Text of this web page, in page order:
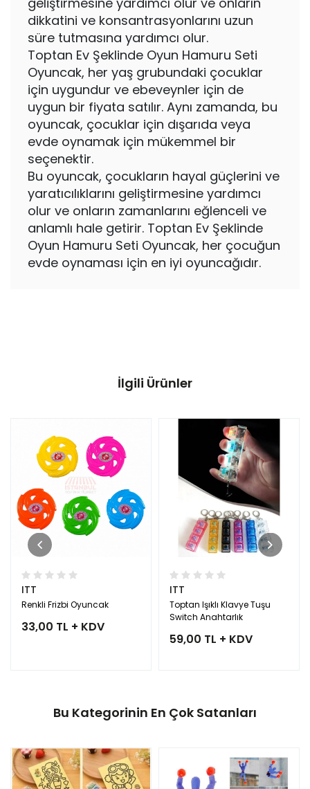
dikkatini ve konsantrasyonlarını uzun
süre tutmasına yardımcı olur.
Toptan Ev Şeklinde Oyun Hamuru Seti
Oyuncak, her yaş grubundaki çocuklar
için uygundur ve ebeveynler için de
uygun bir fiyata satılır. Aynı zamanda, bu
oyuncak, çocuklar için dışarıda veya
evde oynamak için mükemmel bir
seçenektir.
Bu oyuncak, çocukların hayal güçlerini ve
yaratıcılıklarını geliştirmesine yardımcı
olur ve onların zamanlarını eğlenceli ve
anlamlı hale getirir. Toptan Ev Şeklinde
Oyun Hamuru Seti Oyuncak, her çocuğun
evde oynaması için en iyi oyuncağıdır.
İlgili Ürünler
ITT
Renkli Frizbi Oyuncak
33,00 TL + KDV
ITT
Toptan Işıklı Klavye Tuşu
Switch Anahtarlık
59,00 TL + KDV
Bu Kategorinin En Çok Satanları